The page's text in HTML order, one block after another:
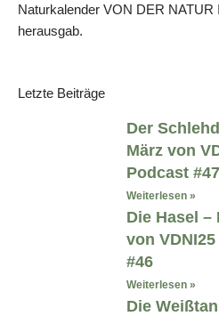
Naturkalender VON DER
herausgab.
Letzte Beiträge
Der
März von
Podcast #47
Weiterlesen »
Die Hasel –
von
#46
Weiterlesen »
Die